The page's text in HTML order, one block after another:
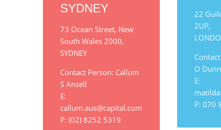
SYDNEY
73 Ocean Street, New
South Wales 2000,
SYDNEY
Contact Person: Callum
S Ansell
E:
callum.aus@capital.com
P: (02) 8252 5319
22
2UP,
O Dunn
E:
P: 070